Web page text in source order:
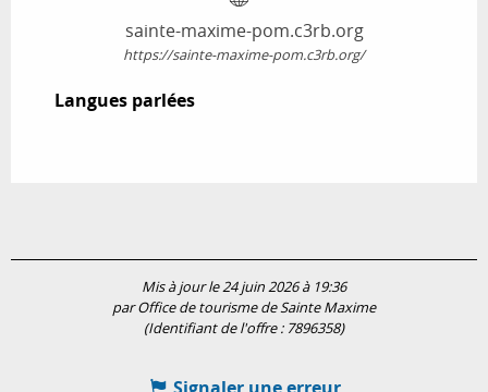
sainte-maxime-pom.c3rb.org
https://sainte-maxime-pom.c3rb.org/
Langues parlées
Langues parlées
Mis à jour le 24 juin 2026 à 19:36
par Office de tourisme de Sainte Maxime
(Identifiant de l'offre : 7896358)